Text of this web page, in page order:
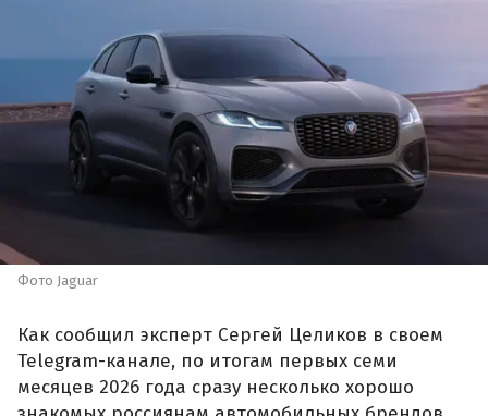
Фото Jaguar
Как сообщил эксперт Сергей Целиков в своем
Telegram-канале, по итогам первых семи
месяцев 2026 года сразу несколько хорошо